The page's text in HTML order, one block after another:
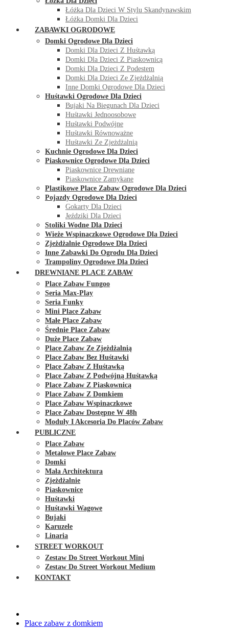
Łóżka Dla Dzieci W Stylu Skandynawskim
Łóżka Domki Dla Dzieci
ZABAWKI OGRODOWE
Domki Ogrodowe Dla Dzieci
Domki Dla Dzieci Z Huśtawką
Domki Dla Dzieci Z Piaskownicą
Domki Dla Dzieci Z Podestem
Domki Dla Dzieci Ze Zjeżdżalnią
Inne Domki Ogrodowe Dla Dzieci
Huśtawki Ogrodowe Dla Dzieci
Bujaki Na Biegunach Dla Dzieci
Huśtawki Jednoosobowe
Huśtawki Podwójne
Huśtawki Równoważne
Huśtawki Ze Zjeżdżalnią
Kuchnie Ogrodowe Dla Dzieci
Piaskownice Ogrodowe Dla Dzieci
Piaskownice Drewniane
Piaskownice Zamykane
Plastikowe Place Zabaw Ogrodowe Dla Dzieci
Pojazdy Ogrodowe Dla Dzieci
Gokarty Dla Dzieci
Jeździki Dla Dzieci
Stoliki Wodne Dla Dzieci
Wieże Wspinaczkowe Ogrodowe Dla Dzieci
Zjeżdżalnie Ogrodowe Dla Dzieci
Inne Zabawki Do Ogrodu Dla Dzieci
Trampoliny Ogrodowe Dla Dzieci
DREWNIANE PLACE ZABAW
Place Zabaw Fungoo
Seria Max-Play
Seria Funky
Mini Place Zabaw
Małe Place Zabaw
Średnie Place Zabaw
Duże Place Zabaw
Place Zabaw Ze Zjeżdżalnią
Place Zabaw Bez Huśtawki
Place Zabaw Z Huśtawką
Place Zabaw Z Podwójną Huśtawką
Place Zabaw Z Piaskownicą
Place Zabaw Z Domkiem
Place Zabaw Wspinaczkowe
Place Zabaw Dostępne W 48h
Moduły I Akcesoria Do Placów Zabaw
PUBLICZNE
Place Zabaw
Metalowe Place Zabaw
Domki
Mała Architektura
Zjeżdżalnie
Piaskownice
Huśtawki
Huśtawki Wagowe
Bujaki
Karuzele
Linaria
STREET WORKOUT
Zestaw Do Street Workout Mini
Zestaw Do Street Workout Medium
KONTAKT
Place zabaw z domkiem